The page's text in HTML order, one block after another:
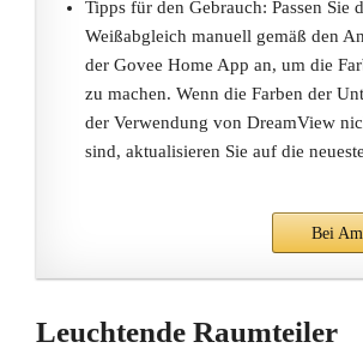
Tipps für den Gebrauch: Passen Sie
Weißabgleich manuell gemäß den
der Govee Home App an, um die
zu machen. Wenn die Farben der
der Verwendung von DreamView
sind, aktualisieren Sie auf die
Bei
Leuchtende Raumteiler